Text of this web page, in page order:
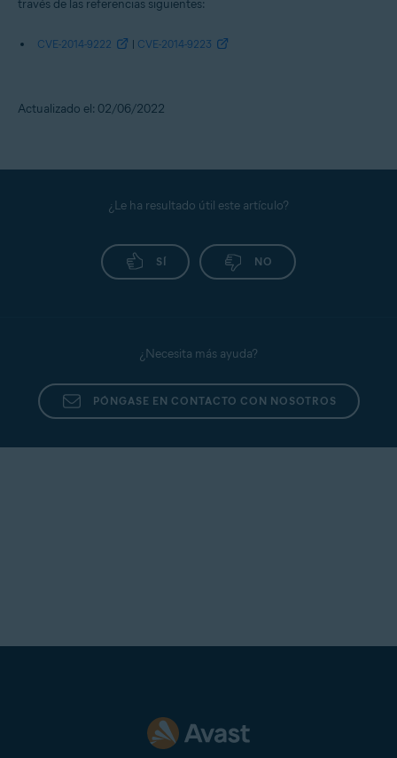
través de las referencias siguientes:
CVE-2014-9222 | CVE-2014-9223
Actualizado el: 02/06/2022
¿Le ha resultado útil este artículo?
SÍ NO
¿Necesita más ayuda?
PÓNGASE EN CONTACTO CON NOSOTROS